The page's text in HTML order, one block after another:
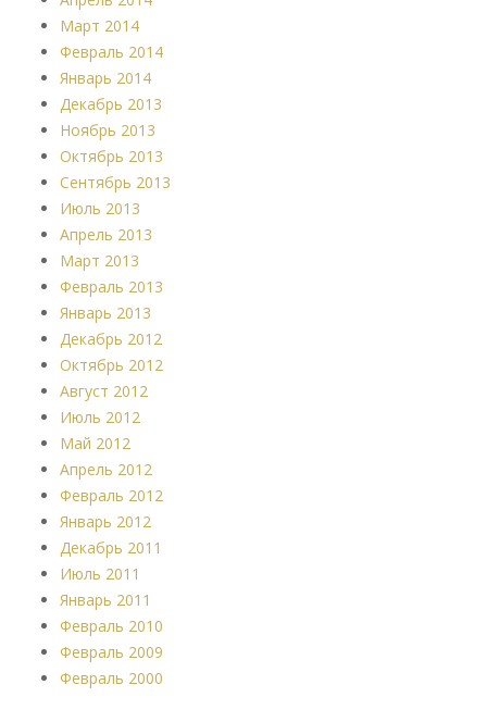
Март 2014
Февраль 2014
Январь 2014
Декабрь 2013
Ноябрь 2013
Октябрь 2013
Сентябрь 2013
Июль 2013
Апрель 2013
Март 2013
Февраль 2013
Январь 2013
Декабрь 2012
Октябрь 2012
Август 2012
Июль 2012
Май 2012
Апрель 2012
Февраль 2012
Январь 2012
Декабрь 2011
Июль 2011
Январь 2011
Февраль 2010
Февраль 2009
Февраль 2000